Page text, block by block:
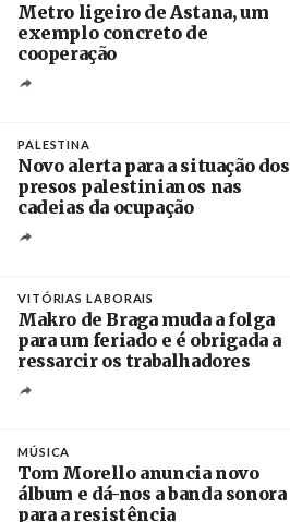
Metro ligeiro de Astana, um
exemplo concreto de
cooperação
PALESTINA
Novo alerta para a situação dos
presos palestinianos nas
cadeias da ocupação
VITÓRIAS LABORAIS
Makro de Braga muda a folga
para um feriado e é obrigada a
ressarcir os trabalhadores
MÚSICA
Tom Morello anuncia novo
álbum e dá-nos a banda sonora
para a resistência